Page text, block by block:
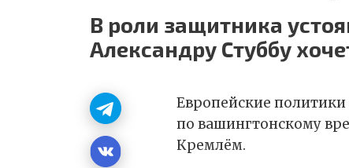
В роли защитника
Александру Стуббу
Европейские
по вашингтонскому
Кремлём.